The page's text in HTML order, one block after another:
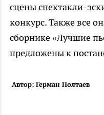
сцены спектакли-
конкурс. Также все
сборнике «Лучшие
предложены к
Автор: Герман Полтаев